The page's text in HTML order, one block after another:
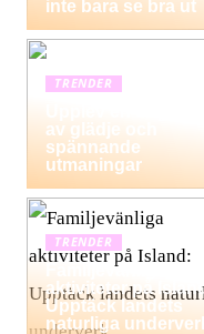
inte bara se bra ut
TRENDER
av glädje och
spännande
utmaningar
TRENDER
Familjevänliga
aktiviteter på
Upptäck landets
naturliga